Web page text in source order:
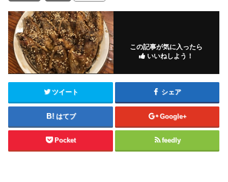
この記事が気に入ったら
いいねしよう！
ツイート シェア
はてブ Google+
Pocket feedly